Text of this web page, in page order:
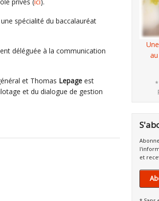
spécialité du baccalauréat
déléguée à la communication
et Thomas Lepage est
et du dialogue de gestion
*
et